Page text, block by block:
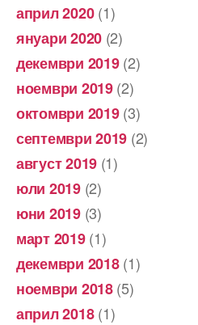
април 2020(1)
януари 2020 (2)
декември 2019(2)
ноември 2019(2)
октомври 2019(3)
септември 2019 (2)
август 2019 (1)
юли 2019(2)
юни 2019(3)
март 2019(1)
декември 2018(1)
ноември 2018(5)
април 2018(1)